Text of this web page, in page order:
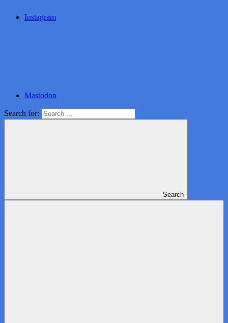
Instagram
Mastodon
Search for:
Search